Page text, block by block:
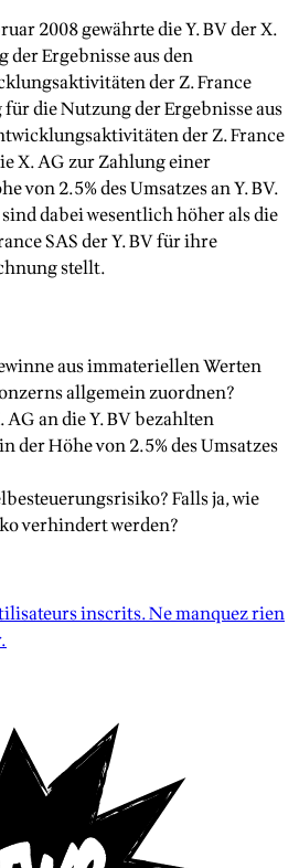
2008 gewährte die Y. BV der X.
Ergebnisse aus den
der Z. France
die Nutzung der Ergebnisse aus
der Z. France
X. AG zur Zahlung einer
von 2.5% des Umsatzes an Y. BV.
dabei wesentlich höher als die
SAS der Y. BV für ihre
stellt.
aus immateriellen Werten
allgemein zuordnen?
AG an die Y. BV bezahlten
der Höhe von 2.5% des Umsatzes
Falls ja, wie
verhindert werden?
inscrits. Ne manquez rien